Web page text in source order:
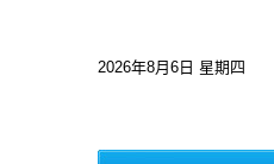
2026年8月6日 星期四